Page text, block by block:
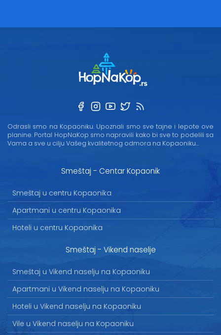
Odrasli smo na Kopaoniku. Upoznali smo sve tajne i lepote ove
planine. Portal HopNaKop smo napravili kako bi sve to podelili sa
Vama a sve u cilju Vašeg kvalitetnog odmora na Kopaoniku...
Smeštaj - Centar Kopaonik
Smeštaj u centru Kopaonika
Apartmani u centru Kopaonika
Hoteli u centru Kopaonika
Smeštaj - Vikend naselje
Smeštaj u Vikend naselju na Kopaoniku
Apartmani u Vikend naselju na Kopaoniku
Hoteli u Vikend naselju na Kopaoniku
Vile u Vikend naselju na Kopaoniku